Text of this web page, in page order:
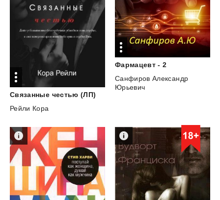
Связанные честью (ЛП)
Рейли Кора
Фармацевт - 2
Санфиров Александр
Юрьевич